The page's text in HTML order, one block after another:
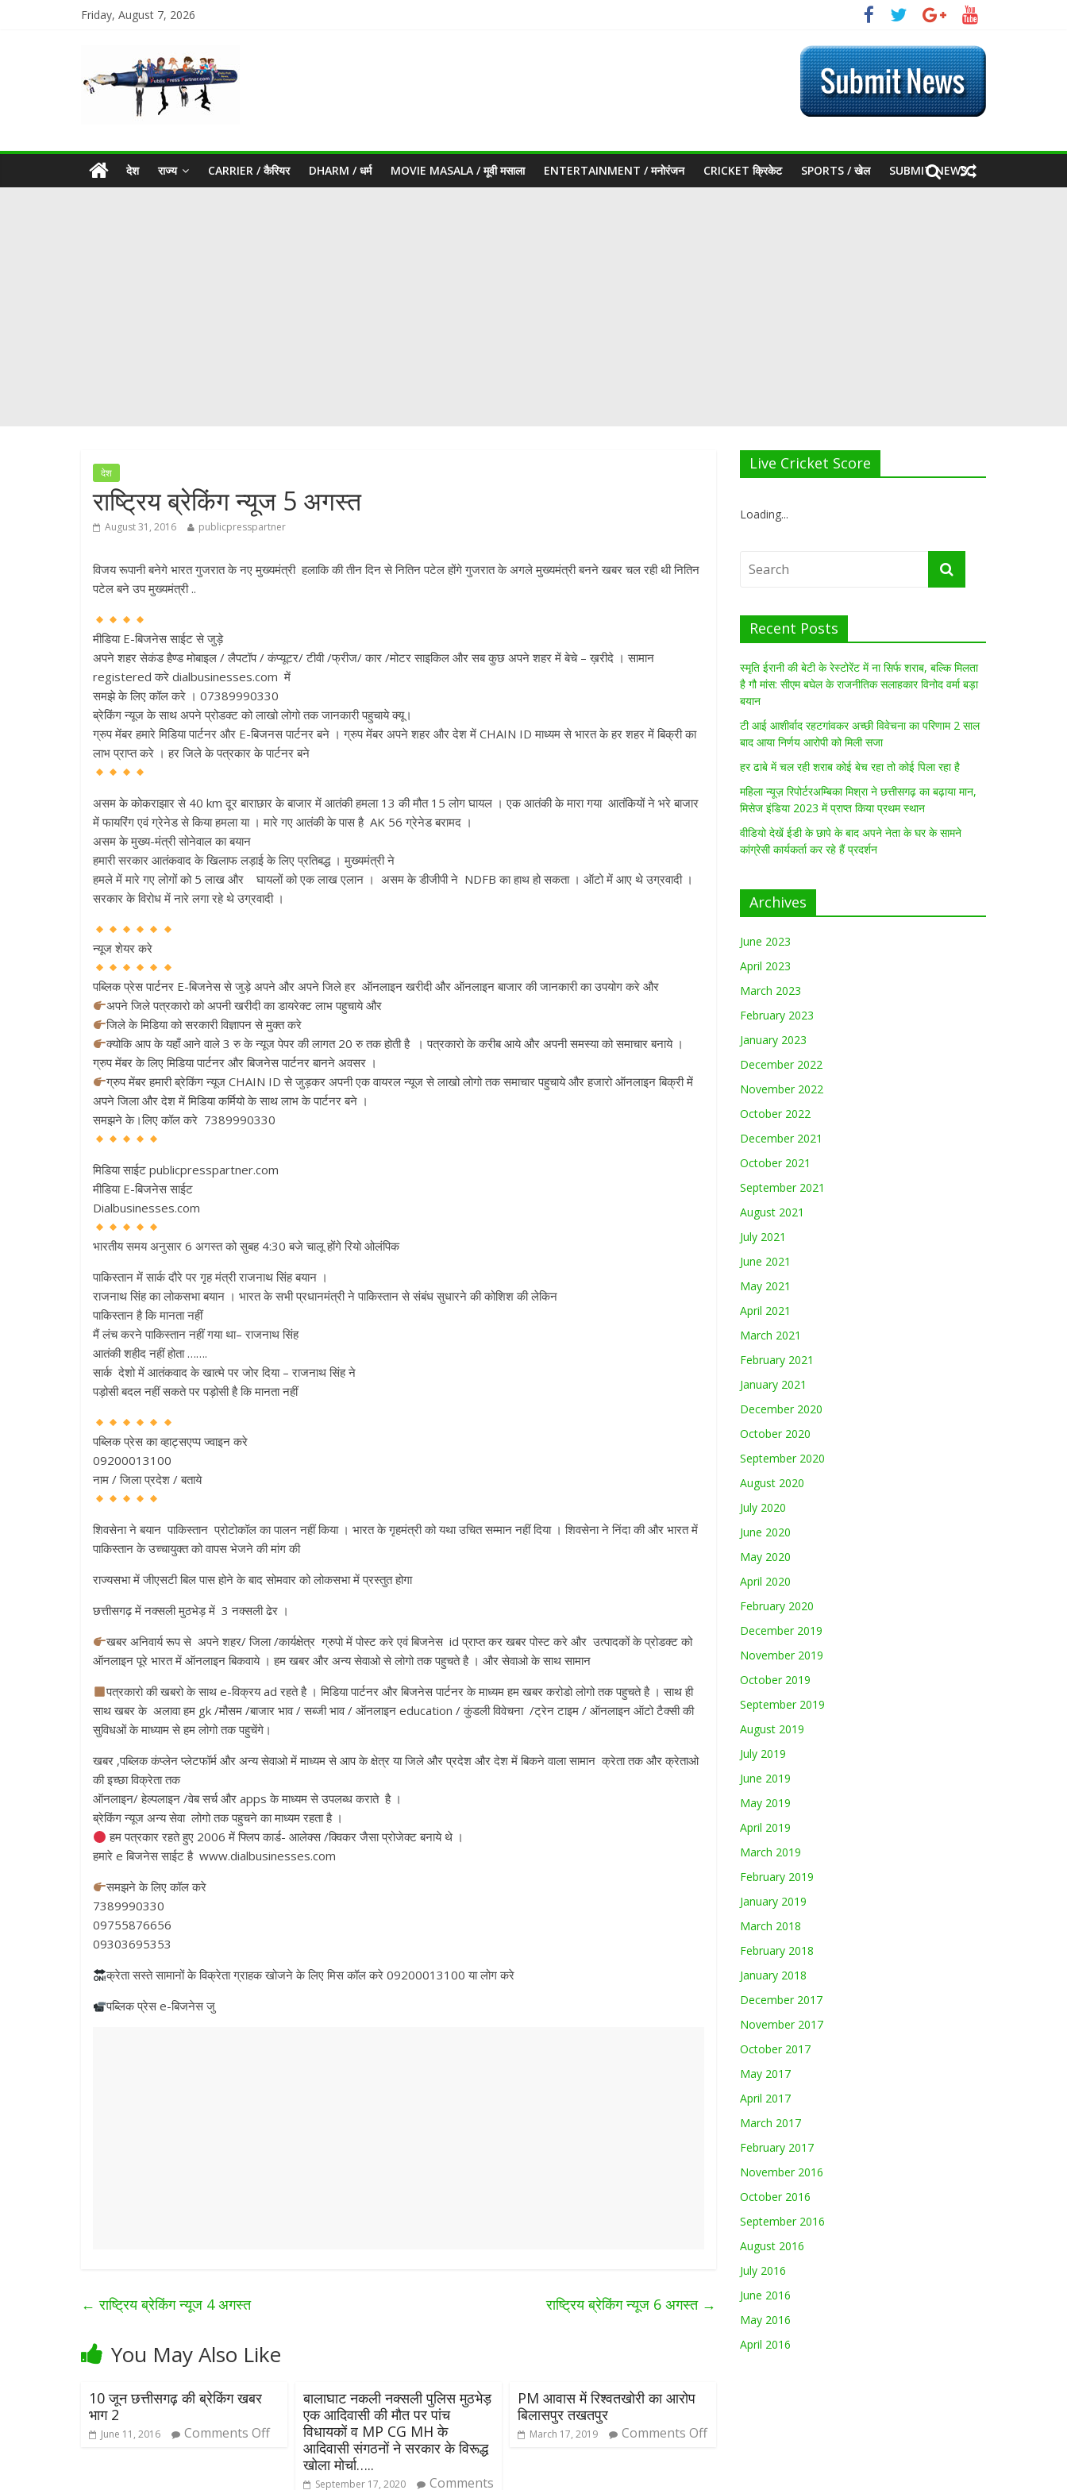
Friday, August 7, 2026
देश राज्य CARRIER / कैरियर DHARM / धर्म MOVIE MASALA / मूवी मसाला ENTERTAINMENT / मनोरंजन CRICKET क्रिकेट SPORTS / खेल SUBMIT NEWS
देश
राष्ट्रिय ब्रेकिंग न्यूज 5 अगस्त
August 31, 2016 publicpresspartner
विजय रूपानी बनेगे भारत गुजरात के नए मुख्यमंत्री हलाकि की तीन दिन से नितिन पटेल होंगे गुजरात के अगले मुख्यमंत्री बनने खबर चल रही थी नितिन
पटेल बने उप मुख्यमंत्री ..
मीडिया E-बिजनेस साईट से जुड़े
अपने शहर सेकंड हैण्ड मोबाइल / लैपटॉप / कंप्यूटर/ टीवी /फ्रीज/ कार /मोटर साइकिल और सब कुछ अपने शहर में बेचे – ख़रीदे । सामान
registered करे dialbusinesses.com में
समझे के लिए कॉल करे । 07389990330
ब्रेकिंग न्यूज के साथ अपने प्रोडक्ट को लाखो लोगो तक जानकारी पहुचाये क्यू।
ग्रुप मेंबर हमारे मिडिया पार्टनर और E-बिजनस पार्टनर बने । ग्रुप मेंबर अपने शहर और देश में CHAIN ID माध्यम से भारत के हर शहर में बिक्री का
लाभ प्राप्त करे । हर जिले के पत्रकार के पार्टनर बने
असम के कोकराझार से 40 km दूर बाराछार के बाजार में आतंकी हमला 13 की मौत 15 लोग घायल । एक आतंकी के मारा गया आतंकियों ने भरे बाजार
में फायरिंग एवं ग्रेनेड से किया हमला या । मारे गए आतंकी के पास है AK 56 ग्रेनेड बरामद ।
असम के मुख्य-मंत्री सोनेवाल का बयान
हमारी सरकार आतंकवाद के खिलाफ लड़ाई के लिए प्रतिबद्ध । मुख्यमंत्री ने
हमले में मारे गए लोगों को 5 लाख और घायलों को एक लाख एलान । असम के डीजीपी ने NDFB का हाथ हो सकता । ऑटो में आए थे उग्रवादी ।
सरकार के विरोध में नारे लगा रहे थे उग्रवादी ।
न्यूज शेयर करे
पब्लिक प्रेस पार्टनर E-बिजनेस से जुड़े अपने और अपने जिले हर ऑनलाइन खरीदी और ऑनलाइन बाजार की जानकारी का उपयोग करे और
अपने जिले पत्रकारो को अपनी खरीदी का डायरेक्ट लाभ पहुचाये और
जिले के मिडिया को सरकारी विज्ञापन से मुक्त करे
क्योकि आप के यहाँ आने वाले 3 रु के न्यूज पेपर की लागत 20 रु तक होती है । पत्रकारो के करीब आये और अपनी समस्या को समाचार बनाये ।
ग्रुप मेंबर के लिए मिडिया पार्टनर और बिजनेस पार्टनर बानने अवसर ।
ग्रुप मेंबर हमारी ब्रेकिंग न्यूज CHAIN ID से जुड़कर अपनी एक वायरल न्यूज से लाखो लोगो तक समाचार पहुचाये और हजारो ऑनलाइन बिक्री में
अपने जिला और देश में मिडिया कर्मियो के साथ लाभ के पार्टनर बने ।
समझने के।लिए कॉल करे 7389990330
मिडिया साईट publicpresspartner.com
मीडिया E-बिजनेस साईट
Dialbusinesses.com
भारतीय समय अनुसार 6 अगस्त को सुबह 4:30 बजे चालू होंगे रियो ओलंपिक
पाकिस्तान में सार्क दौरे पर गृह मंत्री राजनाथ सिंह बयान ।
राजनाथ सिंह का लोकसभा बयान । भारत के सभी प्रधानमंत्री ने पाकिस्तान से संबंध सुधारने की कोशिश की लेकिन
पाकिस्तान है कि मानता नहीं
मैं लंच करने पाकिस्तान नहीं गया था– राजनाथ सिंह
आतंकी शहीद नहीं होता …….
सार्क देशो में आतंकवाद के खात्मे पर जोर दिया – राजनाथ सिंह ने
पड़ोसी बदल नहीं सकते पर पड़ोसी है कि मानता नहीं
पब्लिक प्रेस का व्हाट्सएप्प ज्वाइन करे
09200013100
नाम / जिला प्रदेश / बताये
शिवसेना ने बयान पाकिस्तान प्रोटोकॉल का पालन नहीं किया । भारत के गृहमंत्री को यथा उचित सम्मान नहीं दिया । शिवसेना ने निंदा की और भारत में
पाकिस्तान के उच्चायुक्त को वापस भेजने की मांग की
राज्यसभा में जीएसटी बिल पास होने के बाद सोमवार को लोकसभा में प्रस्तुत होगा
छत्तीसगढ़ में नक्सली मुठभेड़ में 3 नक्सली ढेर ।
खबर अनिवार्य रूप से अपने शहर/ जिला /कार्यक्षेत्र ग्रुपो में पोस्ट करे एवं बिजनेस id प्राप्त कर खबर पोस्ट करे और उत्पादकों के प्रोडक्ट को
ऑनलाइन पूरे भारत में ऑनलाइन बिकवाये । हम खबर और अन्य सेवाओ से लोगो तक पहुचते है । और सेवाओ के साथ सामान
पत्रकारो की खबरो के साथ e-विक्रय ad रहते है । मिडिया पार्टनर और बिजनेस पार्टनर के माध्यम हम खबर करोडो लोगो तक पहुचते है । साथ ही
साथ खबर के अलावा हम gk /मौसम /बाजार भाव / सब्जी भाव / ऑनलाइन education / कुंडली विवेचना /ट्रेन टाइम / ऑनलाइन ऑटो टैक्सी की
सुविधओं के माध्याम से हम लोगो तक पहुचेंगे।
खबर ,पब्लिक कंप्लेन प्लेटफॉर्म और अन्य सेवाओ में माध्यम से आप के क्षेत्र या जिले और प्रदेश और देश में बिकने वाला सामान क्रेता तक और क्रेताओ
की इच्छा विक्रेता तक
ऑनलाइन/ हेल्पलाइन /वेब सर्च और apps के माध्यम से उपलब्ध कराते है ।
ब्रेकिंग न्यूज अन्य सेवा लोगो तक पहुचने का माध्यम रहता है ।
हम पत्रकार रहते हुए 2006 में फ्लिप कार्ड- आलेक्स /क्विकर जैसा प्रोजेक्ट बनाये थे ।
हमारे e बिजनेस साईट है www.dialbusinesses.com
समझने के लिए कॉल करे
7389990330
09755876656
09303695353
क्रेता सस्ते सामानों के विक्रेता ग्राहक खोजने के लिए मिस कॉल करे 09200013100 या लोग करे
पब्लिक प्रेस e-बिजनेस जु
← राष्ट्रिय ब्रेकिंग न्यूज 4 अगस्त राष्ट्रिय ब्रेकिंग न्यूज 6 अगस्त →
You May Also Like
10 जून छत्तीसगढ़ की ब्रेकिंग खबर
भाग 2
June 11, 2016 Comments Off
बालाघाट नकली नक्सली पुलिस मुठभेड़
एक आदिवासी की मौत पर पांच
विधायकों व MP CG MH के
आदिवासी संगठनों ने सरकार के विरूद्ध
खोला मोर्चा…..
September 17, 2020
Comments
PM आवास में रिश्वतखोरी का आरोप
बिलासपुर तखतपुर
March 17, 2019 Comments Off
Live Cricket Score
Loading...
Recent Posts
स्मृति ईरानी की बेटी के रेस्टोरेंट में ना सिर्फ शराब, बल्कि मिलता
है गौ मांस: सीएम बघेल के राजनीतिक सलाहकार विनोद वर्मा बड़ा
बयान
टी आई आशीर्वाद रहटगांवकर अच्छी विवेचना का परिणाम 2 साल
बाद आया निर्णय आरोपी को मिली सजा
हर ढाबे में चल रही शराब कोई बेच रहा तो कोई पिला रहा है
महिला न्यूज़ रिपोर्टरअम्बिका मिश्रा ने छत्तीसगढ़ का बढ़ाया मान,
मिसेज इंडिया 2023 में प्राप्त किया प्रथम स्थान
वीडियो देखें ईडी के छापे के बाद अपने नेता के घर के सामने
कांग्रेसी कार्यकर्ता कर रहे हैं प्रदर्शन
Archives
June 2023
April 2023
March 2023
February 2023
January 2023
December 2022
November 2022
October 2022
December 2021
October 2021
September 2021
August 2021
July 2021
June 2021
May 2021
April 2021
March 2021
February 2021
January 2021
December 2020
October 2020
September 2020
August 2020
July 2020
June 2020
May 2020
April 2020
February 2020
December 2019
November 2019
October 2019
September 2019
August 2019
July 2019
June 2019
May 2019
April 2019
March 2019
February 2019
January 2019
March 2018
February 2018
January 2018
December 2017
November 2017
October 2017
May 2017
April 2017
March 2017
February 2017
November 2016
October 2016
September 2016
August 2016
July 2016
June 2016
May 2016
April 2016